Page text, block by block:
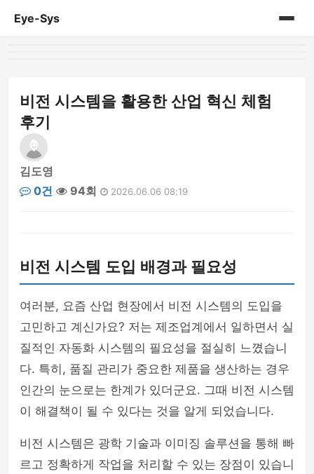
Eye-Sys
비전 시스템을 활용한 산업 혁신 체험
후기
김도영
0건
94회 2026.06.06 08:19
비전 시스템 도입 배경과 필요성
여러분, 요즘 산업 현장에서 비전 시스템의 도입을
고민하고 계신가요? 저는 제조업계에서 일하면서 실
질적인 자동화 시스템의 필요성을 절실히 느꼈습니
다. 특히, 품질 관리가 중요한 제품을 생산하는 경우
인간의 눈으로는 한계가 있더군요. 그때 비전 시스템
이 해결책이 될 수 있다는 것을 알게 되었습니다.
비전 시스템은 광학 기술과 이미징 솔루션을 통해 빠
르고 정확하게 작업을 처리할 수 있는 장점이 있습니